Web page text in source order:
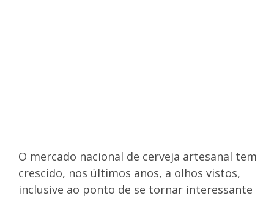
O mercado nacional de cerveja artesanal tem
crescido, nos últimos anos, a olhos vistos,
inclusive ao ponto de se tornar interessante